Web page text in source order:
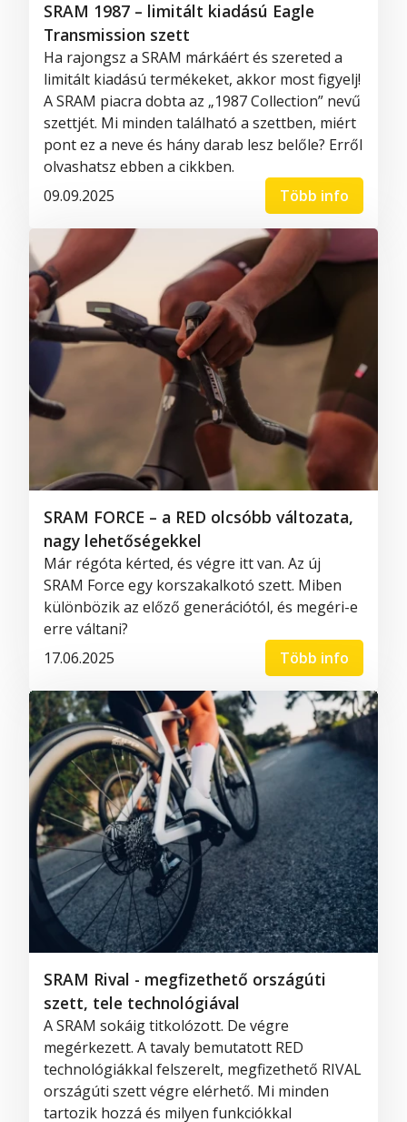
SRAM 1987 – limitált kiadású Eagle
Transmission szett
Ha rajongsz a SRAM márkáért és szereted a
limitált kiadású termékeket, akkor most figyelj!
A SRAM piacra dobta az „1987 Collection” nevű
szettjét. Mi minden található a szettben, miért
pont ez a neve és hány darab lesz belőle? Erről
olvashatsz ebben a cikkben.
09.09.2025
Több info
SRAM FORCE – a RED olcsóbb változata,
nagy lehetőségekkel
Már régóta kérted, és végre itt van. Az új
SRAM Force egy korszakalkotó szett. Miben
különbözik az előző generációtól, és megéri-e
erre váltani?
17.06.2025
Több info
SRAM Rival - megfizethető országúti
szett, tele technológiával
A SRAM sokáig titkolózott. De végre
megérkezett. A tavaly bemutatott RED
technológiákkal felszerelt, megfizethető RIVAL
országúti szett végre elérhető. Mi minden
tartozik hozzá és milyen funkciókkal